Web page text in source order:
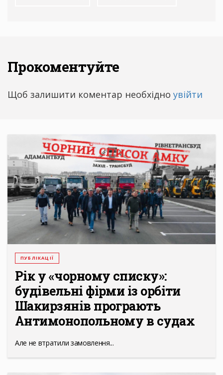
Прокоментуйте
Щоб залишити коментар необхідно увійти
ПУБЛІКАЦІЇ
Рік у «чорному списку»:
будівельні фірми із орбіти
Шакирзянів програють
Антимонопольному в судах
Але не втратили замовлення...